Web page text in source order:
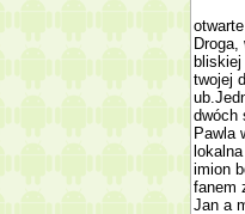
twojej
dwóch
Pawla
imion
fanem
Jan a